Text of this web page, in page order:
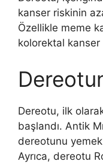
kanser riskinin
Özellikle meme
kolorektal
Dereotu, ilk
başlandı. Antik
dereotunu yemek
Ayrıca, dereotu